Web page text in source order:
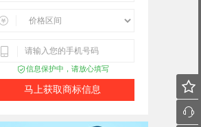

信息保护中，请放心填写
马上获取商标信息

